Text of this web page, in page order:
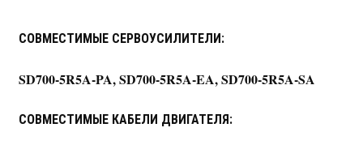
СОВМЕСТИМЫЕ СЕРВОУСИЛИТЕЛИ:
SD700-5R5A-PA, SD700-5R5A-EA, SD700-5R5A-SA
СОВМЕСТИМЫЕ КАБЕЛИ ДВИГАТЕЛЯ: